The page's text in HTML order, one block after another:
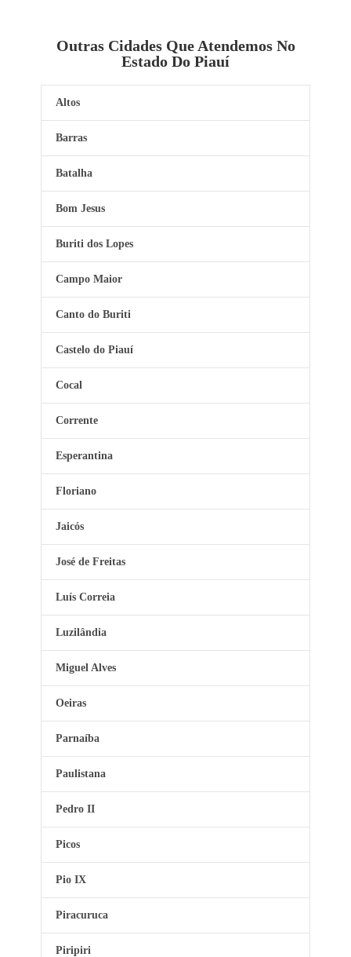
Outras Cidades Que Atendemos No
Estado Do Piauí
Altos
Barras
Batalha
Bom Jesus
Buriti dos Lopes
Campo Maior
Canto do Buriti
Castelo do Piauí
Cocal
Corrente
Esperantina
Floriano
Jaicós
José de Freitas
Luís Correia
Luzilândia
Miguel Alves
Oeiras
Parnaíba
Paulistana
Pedro II
Picos
Pio IX
Piracuruca
Piripiri